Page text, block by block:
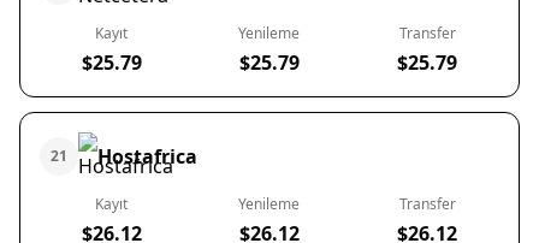
Kayıt
$25.79
Yenileme
$25.79
Transfer
$25.79
21 Hostafrica
Kayıt
$26.12
Yenileme
$26.12
Transfer
$26.12